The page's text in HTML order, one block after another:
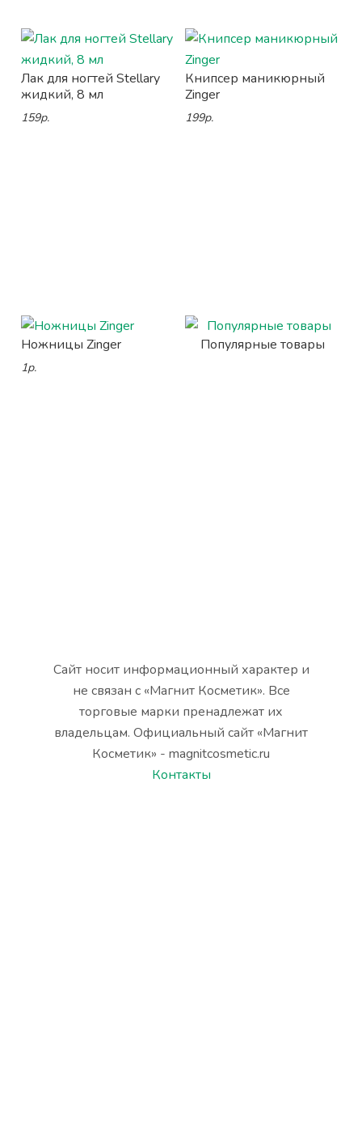
Лак для ногтей Stellary
жидкий, 8 мл
159р.
Книпсер маникюрный
Zinger
199р.
Ножницы Zinger
1р.
Популярные товары
Сайт носит информационный характер и
не связан с «Магнит Косметик». Все
торговые марки пренадлежат их
владельцам. Официальный сайт «Магнит
Косметик» - magnitcosmetic.ru
Контакты